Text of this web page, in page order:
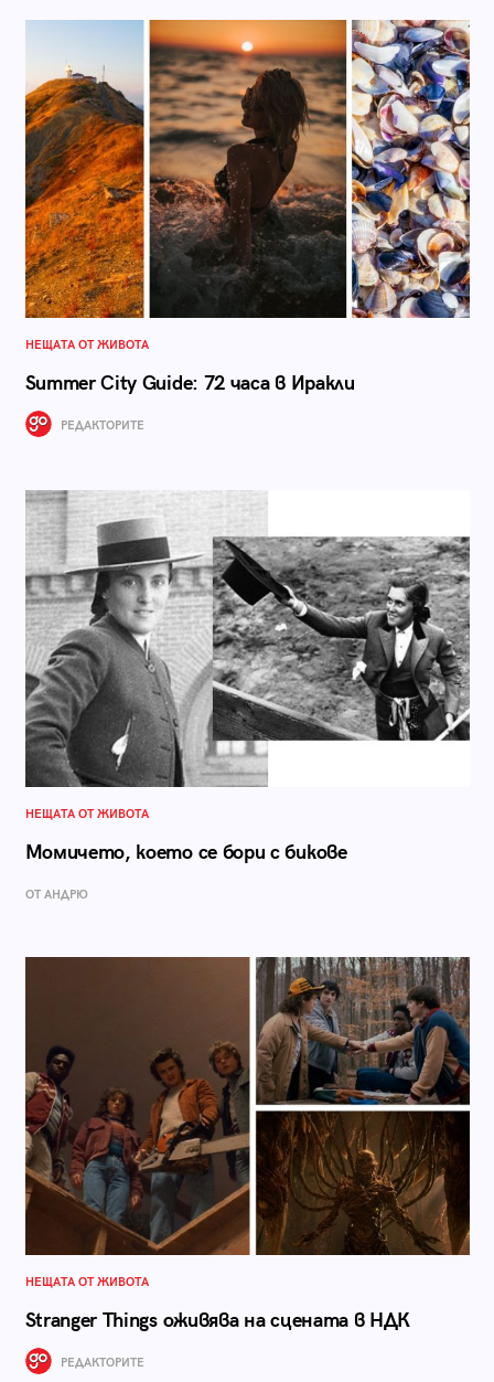
НЕЩАТА ОТ ЖИВОТА
Summer City Guide: 72 часа в Иракли
РЕДАКТОРИТЕ
НЕЩАТА ОТ ЖИВОТА
Момичето, което се бори с бикове
ОТ АНДРЮ
НЕЩАТА ОТ ЖИВОТА
Stranger Things оживява на сцената в НДК
РЕДАКТОРИТЕ